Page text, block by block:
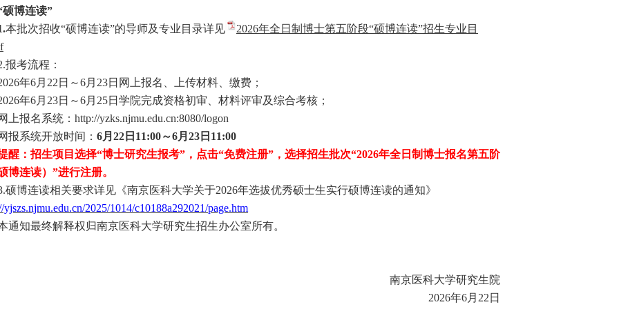
硕博连读”
本批次招收“硕博连读”的导师及专业目录详见
2026年全日制博士第五阶段“硕博连读”招生专业目
报考流程：
6年6月 22 日～6月 23日网上报名、上传材料、缴费；
6年6月 23日～6月 25日学院完成资格初审、材料评审及综合考核；
上报名系统： http://yzks.njmu.edu.cn:8080/logon
报系统开放时间： 6月 22 日 11:00～6月 23 日 11:00
：招生项目选择“博士研究生报考”，点击“免费注册”，选择招生批次“2026年全日制博士报名第五阶
博连读） ”进行注册。
硕博连读相关要求详见《南京医科大学关于2026年选拔优秀硕士生实行硕博连读的通知》
yjszs.njmu.edu.cn/2025/1014/c10188a292021/page.htm
通知最终解释权归南京医科大学研究生招生办公室所有。
南京医科大学研究生院
2026年6月 22 日